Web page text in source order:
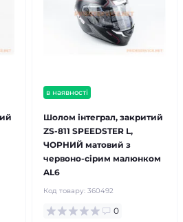
в наявності
Шолом інтеграл, закритий
ZS-811 SPEEDSTER L,
ЧОРНИЙ матовий з
червоно-сірим малюнком
AL6
Код товару: 360492
0